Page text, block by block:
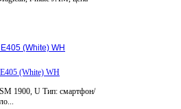
(White) WH
1900, U Тип: смартфон/